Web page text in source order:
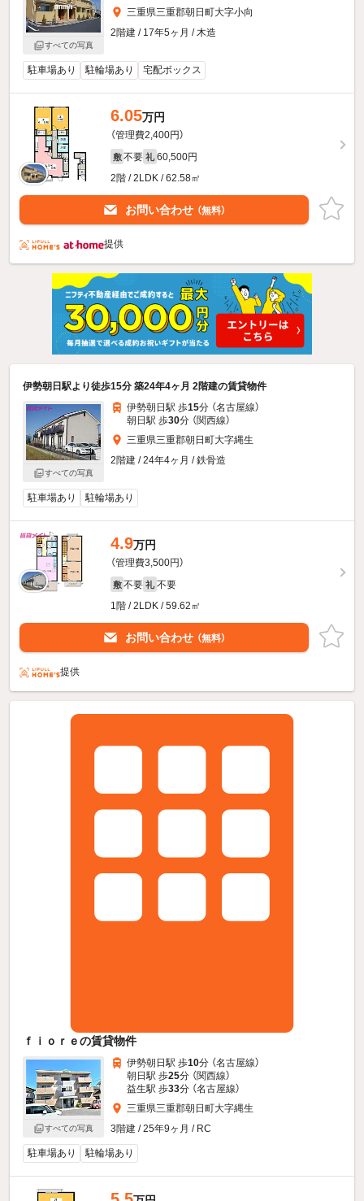
すべての写真
三重県三重郡朝日町大字小向
2階建 / 17年5ヶ月 / 木造
駐車場あり 駐輪場あり 宅配ボックス
6.05万円
（管理費2,400円）
敷 不要 礼 60,500円
2階 / 2LDK / 62.58㎡
お問い合わせ （無料）
提供
伊勢朝日駅より徒歩15分 築24年4ヶ月 2階建の賃貸物件
すべての写真
伊勢朝日駅 歩15分 （名古屋線）
朝日駅 歩30分 （関西線）
三重県三重郡朝日町大字縄生
2階建 / 24年4ヶ月 / 鉄骨造
駐車場あり 駐輪場あり
4.9万円
（管理費3,500円）
敷 不要 礼 不要
1階 / 2LDK / 59.62㎡
お問い合わせ （無料）
提供
ｆｉｏｒｅの賃貸物件
すべての写真
伊勢朝日駅 歩10分 （名古屋線）
朝日駅 歩25分 （関西線）
益生駅 歩33分 （名古屋線）
三重県三重郡朝日町大字縄生
3階建 / 25年9ヶ月 / RC
駐車場あり 駐輪場あり